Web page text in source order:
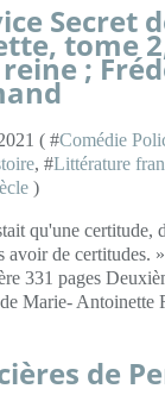
Secret
tome
;
( #Comédie
, #Littérature
)
qu'une certitude,
avoir de certitudes.
331 pages
Marie- Antoinette
de